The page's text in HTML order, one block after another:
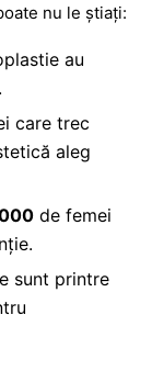
nu le știați:
au
care trec
aleg
de femei
sunt printre